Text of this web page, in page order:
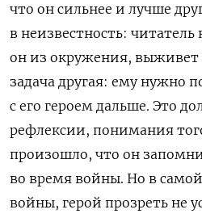
что он сильнее и лучше
в неизвестность:
он из окружения,
задача другая: ему нужно
с его героем дальше. Это
рефлексии, понимания
произошло, что он
во время войны. Но в
войны, герой прозреть не